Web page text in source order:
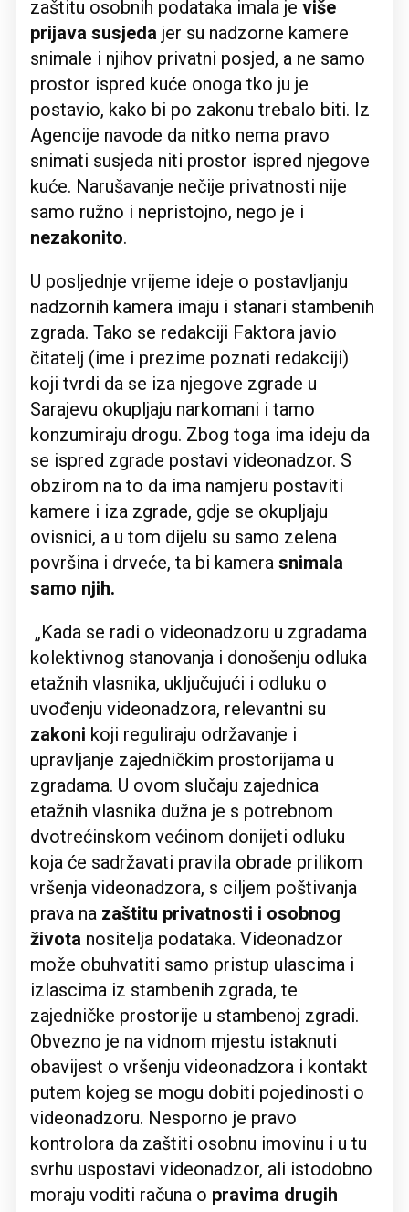
zaštitu osobnih podataka imala je više
prijava susjeda jer su nadzorne kamere
snimale i njihov privatni posjed, a ne samo
prostor ispred kuće onoga tko ju je
postavio, kako bi po zakonu trebalo biti. Iz
Agencije navode da nitko nema pravo
snimati susjeda niti prostor ispred njegove
kuće. Narušavanje nečije privatnosti nije
samo ružno i nepristojno, nego je i
nezakonito.
U posljednje vrijeme ideje o postavljanju
nadzornih kamera imaju i stanari stambenih
zgrada. Tako se redakciji Faktora javio
čitatelj (ime i prezime poznati redakciji)
koji tvrdi da se iza njegove zgrade u
Sarajevu okupljaju narkomani i tamo
konzumiraju drogu. Zbog toga ima ideju da
se ispred zgrade postavi videonadzor. S
obzirom na to da ima namjeru postaviti
kamere i iza zgrade, gdje se okupljaju
ovisnici, a u tom dijelu su samo zelena
površina i drveće, ta bi kamera snimala
samo njih.
„Kada se radi o videonadzoru u zgradama
kolektivnog stanovanja i donošenju odluka
etažnih vlasnika, uključujući i odluku o
uvođenju videonadzora, relevantni su
zakoni koji reguliraju održavanje i
upravljanje zajedničkim prostorijama u
zgradama. U ovom slučaju zajednica
etažnih vlasnika dužna je s potrebnom
dvotrećinskom većinom donijeti odluku
koja će sadržavati pravila obrade prilikom
vršenja videonadzora, s ciljem poštivanja
prava na zaštitu privatnosti i osobnog
života nositelja podataka. Videonadzor
može obuhvatiti samo pristup ulascima i
izlascima iz stambenih zgrada, te
zajedničke prostorije u stambenoj zgradi.
Obvezno je na vidnom mjestu istaknuti
obavijest o vršenju videonadzora i kontakt
putem kojeg se mogu dobiti pojedinosti o
videonadzoru. Nesporno je pravo
kontrolora da zaštiti osobnu imovinu i u tu
svrhu uspostavi videonadzor, ali istodobno
moraju voditi računa o pravima drugih